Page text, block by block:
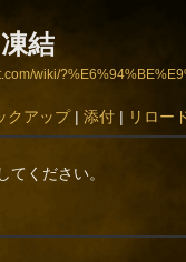
結
wiki/
クアップ| 添付| リロー
てください。